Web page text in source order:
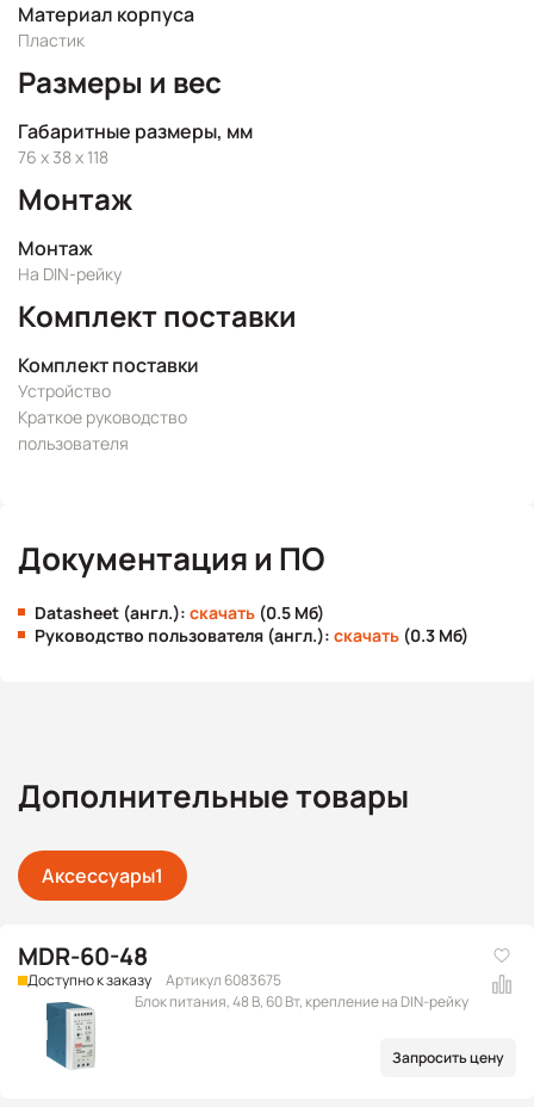
Материал корпуса
Пластик
Размеры и вес
Габаритные размеры, мм
76 x 38 x 118
Монтаж
Монтаж
На DIN-рейку
Комплект поставки
Комплект поставки
Устройство
Краткое руководство
пользователя
Документация и ПО
Datasheet (англ.): скачать (0.5 Мб)
Руководство пользователя (англ.): скачать (0.3 Мб)
Дополнительные товары
Аксессуары1
MDR-60-48
Доступно к заказу
Артикул 6083675
Блок питания, 48 В, 60 Вт, крепление на DIN-рейку
Запросить цену